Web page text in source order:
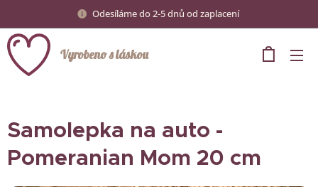
Odesíláme do 2-5 dnů od zaplacení
Vyrobeno s láskou
Samolepka na auto -
Pomeranian Mom 20 cm